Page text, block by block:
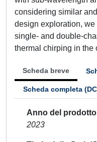
considering similar
design exploration,
single- and double-
thermal chirping in the
Scheda breve
Scheda completa
Anno del prodotto
2023